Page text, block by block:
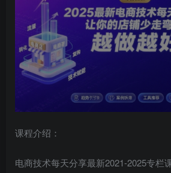
课程介绍：
电商技术每天分享最新2021-2025专栏